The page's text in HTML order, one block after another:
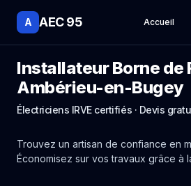
A AEC 95 Accueil
Installateur Borne de
Ambérieu-en-Bugey
Électriciens IRVE certifiés · Devis
Trouvez un artisan de confiance en
Économisez sur vos travaux grâce à